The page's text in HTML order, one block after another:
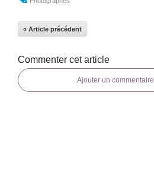
« Article précédent
Commenter cet article
Ajouter un commentaire